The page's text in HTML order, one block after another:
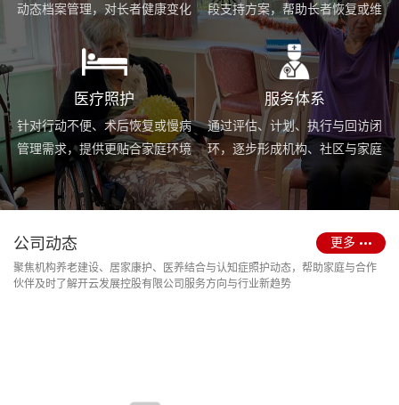
动态档案管理，对长者健康变化
进行持续跟踪与基础预警。
段支持方案，帮助长者恢复或维
持身体功能，提升生活便利度。
医疗照护
针对行动不便、术后恢复或慢病
管理需求，提供更贴合家庭环境
的护理服务与用药协助支持。
服务体系
通过评估、计划、执行与回访闭
环，逐步形成机构、社区与家庭
场景协同的长期照护支持体系。
公司动态
聚焦机构养老建设、居家康护、医养结合与认知症照护动态，帮助家庭与合作
伙伴及时了解开云发展控股有限公司服务方向与行业新趋势
更多